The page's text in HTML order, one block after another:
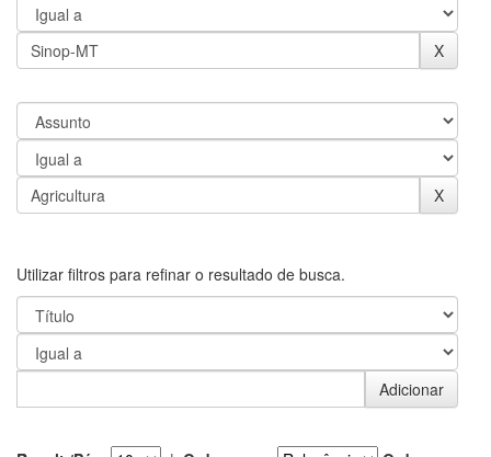
Utilizar filtros para refinar o resultado de busca.